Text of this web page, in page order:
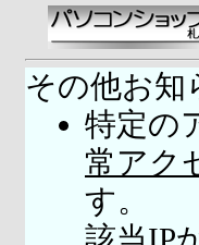
その他お知
特定の
常アク
す。